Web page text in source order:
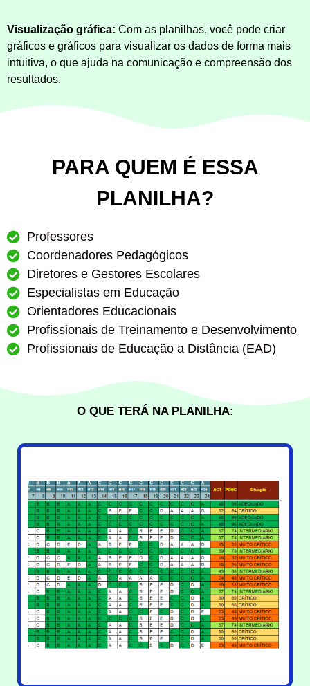
Visualização gráfica: Com as planilhas, você pode criar
gráficos e gráficos para visualizar os dados de forma mais
intuitiva, o que ajuda na comunicação e compreensão dos
resultados.
PARA QUEM É ESSA
PLANILHA?
Professores
Coordenadores Pedagógicos
Diretores e Gestores Escolares
Especialistas em Educação
Orientadores Educacionais
Profissionais de Treinamento e Desenvolvimento
Profissionais de Educação a Distância (EAD)
O QUE TERÁ NA PLANILHA: